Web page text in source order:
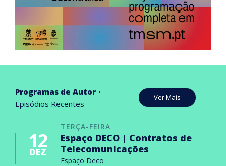
Programas de Autor
Episódios Recentes
Ver Mais
TERÇA-FEIRA
12
DEZ
Espaço DECO | Contratos de
Telecomunicações
Espaço Deco